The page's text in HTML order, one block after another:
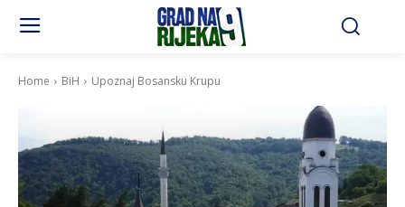
Home BiH Upoznaj Bosansku Krupu